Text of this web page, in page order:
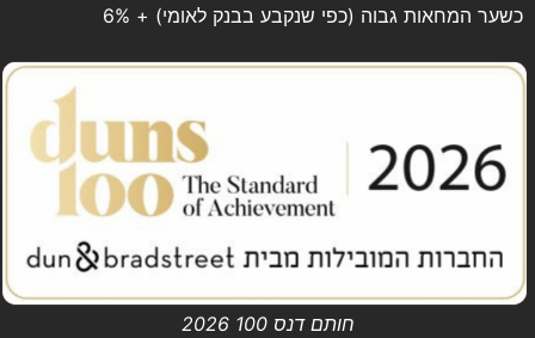
כשער המחאות גבוה (כפי שנקבע בבנק לאומי) + 6%
חותם דנס 100 2026